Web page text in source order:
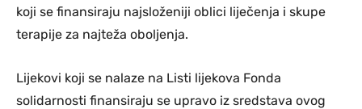
koji se finansiraju najsloženiji oblici liječenja i skupe
terapije za najteža oboljenja.
Lijekovi koji se nalaze na Listi lijekova Fonda
solidarnosti finansiraju se upravo iz sredstava ovog